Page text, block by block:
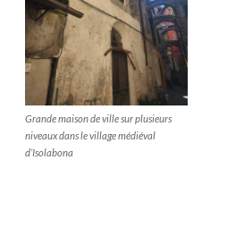
Grande maison de ville sur plusieurs
niveaux dans le village médiéval
d’Isolabona